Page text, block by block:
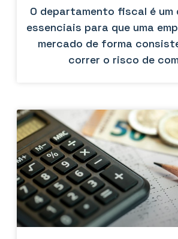
O departamento fiscal é um
essenciais para que uma
mercado de forma
correr o risco de